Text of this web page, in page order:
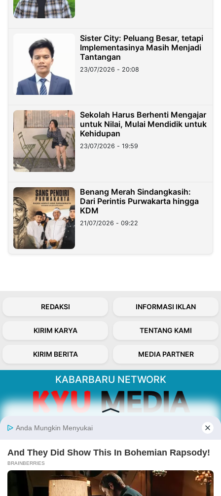
Sister City: Peluang Besar, tetapi
Implementasinya Masih Menjadi
Tantangan
23/07/2026 - 20:08
Sekolah Harus Berhenti Mengajar
untuk Nilai, Mulai Mendidik untuk
Kehidupan
23/07/2026 - 19:59
Benang Merah Sindangkasih:
Dari Perintis Purwakarta hingga
KDM
21/07/2026 - 09:22
REDAKSI INFORMASI IKLAN
KIRIM KARYA TENTANG KAMI
KIRIM BERITA MEDIA PARTNER
KABARBARU NETWORK
Kabarbaru.co menyajikan berita aktual dan
serta terverifikasi dari sumber yang tepat.